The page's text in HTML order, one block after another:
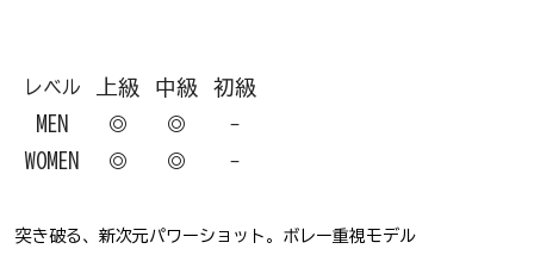
レベル 上級 中級
初級
MEN
◎ ◎ -
WOMEN ◎ ◎ -
突き破る、新次元パワーショット。ボレー重視モデル